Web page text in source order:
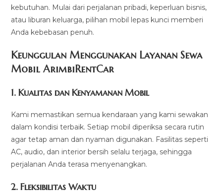
kebutuhan. Mulai dari perjalanan pribadi, keperluan bisnis,
atau liburan keluarga, pilihan mobil lepas kunci memberi
Anda kebebasan penuh.
Keunggulan Menggunakan Layanan Sewa
Mobil ArimbiRentCar
1.Kualitas dan Kenyamanan Mobil
Kami memastikan semua kendaraan yang kami sewakan
dalam kondisi terbaik. Setiap mobil diperiksa secara rutin
agar tetap aman dan nyaman digunakan. Fasilitas seperti
AC, audio, dan interior bersih selalu terjaga, sehingga
perjalanan Anda terasa menyenangkan.
2.Fleksibilitas Waktu